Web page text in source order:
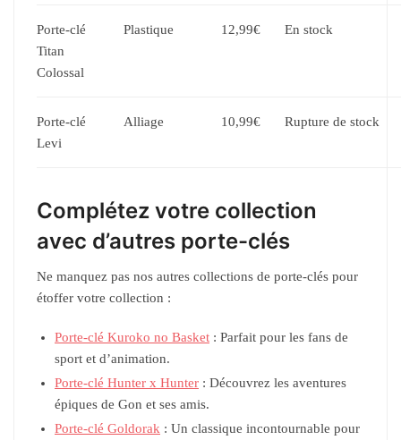
Porte-clé
Titan
Colossal
Plastique 12,99€ En stock
Porte-clé
Levi
Alliage 10,99€ Rupture de stock
Complétez votre collection
avec d’autres porte-clés
Ne manquez pas nos autres collections de porte-clés pour
étoffer votre collection :
Porte-clé Kuroko no Basket : Parfait pour les fans de
sport et d’animation.
Porte-clé Hunter x Hunter : Découvrez les aventures
épiques de Gon et ses amis.
Porte-clé Goldorak : Un classique incontournable pour